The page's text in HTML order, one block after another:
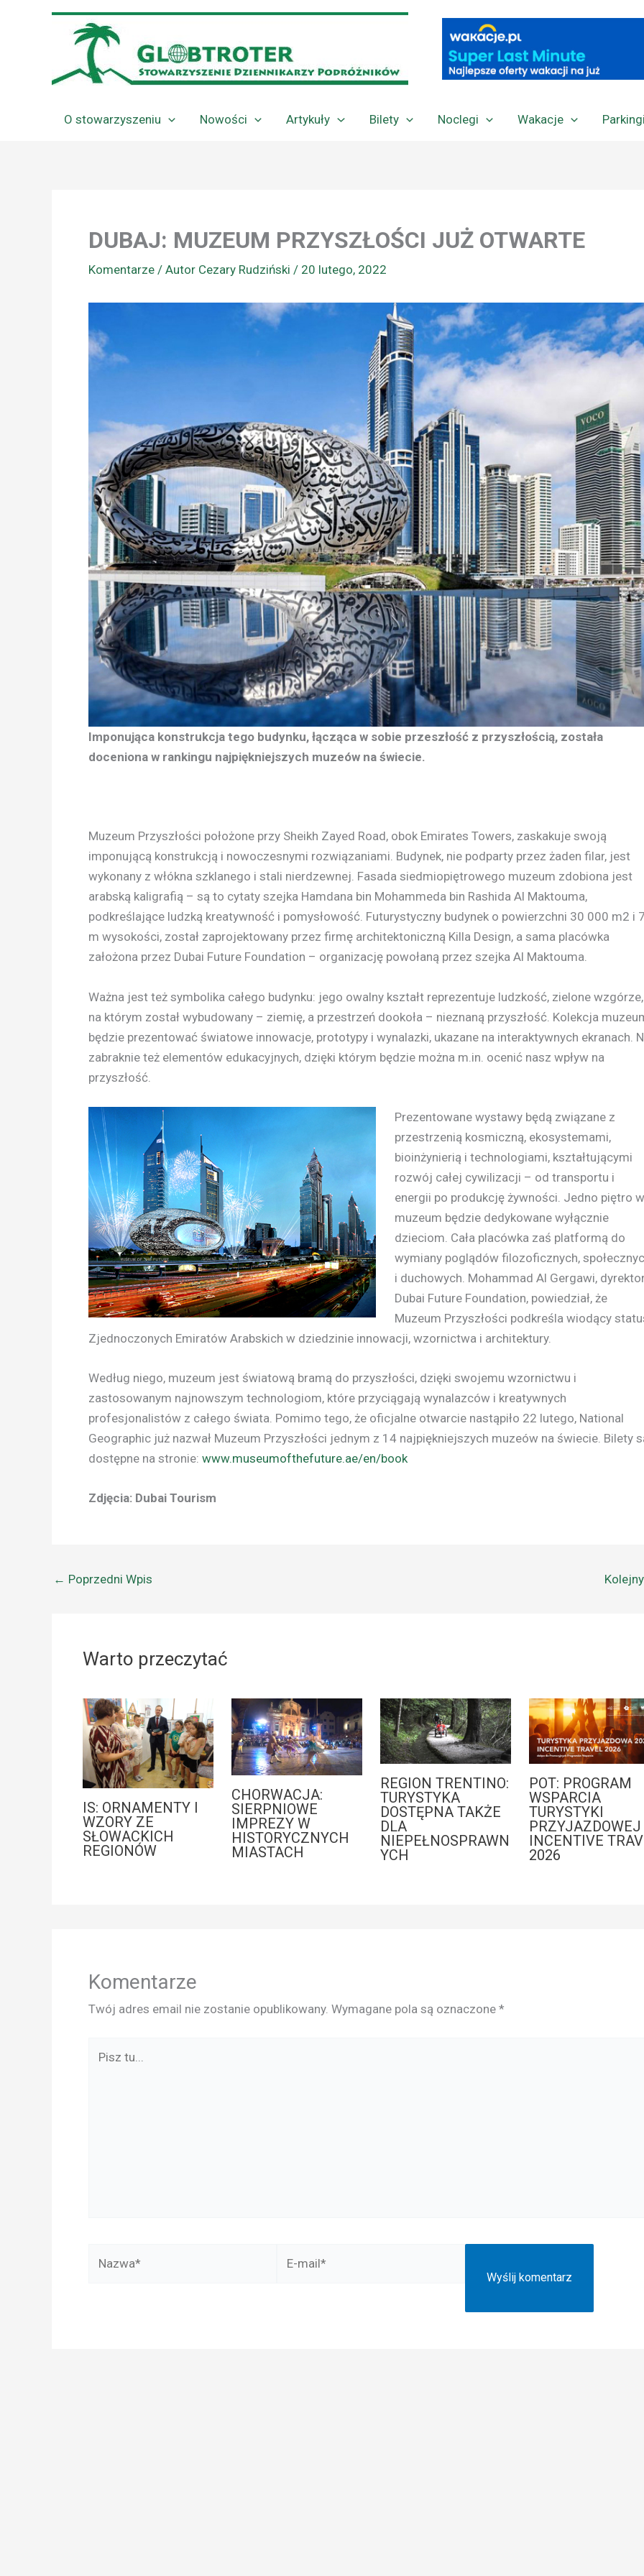
O stowarzyszeniu Nowości Artykuły Bilety Noclegi Wakacje
DUBAJ: MUZEUM PRZYSZŁOŚCI JUŻ OTWARTE
Komentarze / Autor Cezary Rudziński / 20 lutego, 2022
Imponująca konstrukcja tego budynku, łącząca w sobie przeszłość z przyszłością, została
doceniona w rankingu najpiękniejszych muzeów na świecie.
Muzeum Przyszłości położone przy Sheikh Zayed Road, obok Emirates Towers, zaskakuje swoją
imponującą konstrukcją i nowoczesnymi rozwiązaniami. Budynek, nie podparty przez żaden filar, jest
wykonany z włókna szklanego i stali nierdzewnej. Fasada siedmiopiętrowego muzeum zdobiona jest
arabską kaligrafią – są to cytaty szejka Hamdana bin Mohammeda bin Rashida Al Maktouma,
podkreślające ludzką kreatywność i pomysłowość. Futurystyczny budynek o powierzchni 30 000 m2 i
m wysokości, został zaprojektowany przez firmę architektoniczną Killa Design, a sama placówka
założona przez Dubai Future Foundation – organizację powołaną przez szejka Al Maktouma.
Ważna jest też symbolika całego budynku: jego owalny kształt reprezentuje ludzkość, zielone wzgórze,
na którym został wybudowany – ziemię, a przestrzeń dookoła – nieznaną przyszłość. Kolekcja
będzie prezentować światowe innowacje, prototypy i wynalazki, ukazane na interaktywnych ekranach.
zabraknie też elementów edukacyjnych, dzięki którym będzie można m.in. ocenić nasz wpływ na
przyszłość.
Prezentowane wystawy będą związane z
przestrzenią kosmiczną, ekosystemami,
bioinżynierią i technologiami, kształtującymi
rozwój całej cywilizacji – od transportu i
energii po produkcję żywności. Jedno piętro w
muzeum będzie dedykowane wyłącznie
dzieciom. Cała placówka zaś platformą do
wymiany poglądów filozoficznych,
i duchowych. Mohammad Al Gergawi,
Dubai Future Foundation, powiedział, że
Muzeum Przyszłości podkreśla wiodący
Zjednoczonych Emiratów Arabskich w dziedzinie innowacji, wzornictwa i architektury.
Według niego, muzeum jest światową bramą do przyszłości, dzięki swojemu wzornictwu i
zastosowanym najnowszym technologiom, które przyciągają wynalazców i kreatywnych
profesjonalistów z całego świata. Pomimo tego, że oficjalne otwarcie nastąpiło 22 lutego, National
Geographic już nazwał Muzeum Przyszłości jednym z 14 najpiękniejszych muzeów na świecie. Bilety
dostępne na stronie: www.museumofthefuture.ae/en/book
Zdjęcia: Dubai Tourism
← Poprzedni Wpis
Warto przeczytać
IS: ORNAMENTY I
WZORY ZE
SŁOWACKICH
REGIONÓW
CHORWACJA:
SIERPNIOWE
IMPREZY W
HISTORYCZNYCH
MIASTACH
REGION TRENTINO:
TURYSTYKA
DOSTĘPNA TAKŻE
DLA
NIEPEŁNOSPRAWN
YCH
POT: PROGRAM
WSPARCIA
TURYSTYKI
PRZYJAZDOWEJ
INCENTIVE
2026
Komentarze
Twój adres email nie zostanie opublikowany. Wymagane pola są oznaczone *